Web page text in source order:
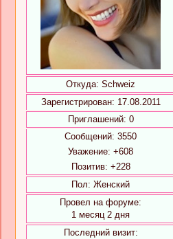
Откуда: Schweiz
Зарегистрирован: 17.08.2011
Приглашений: 0
Сообщений: 3550
Уважение: +608
Позитив: +228
Пол: Женский
Провел на форуме:
1 месяц 2 дня
Последний визит: